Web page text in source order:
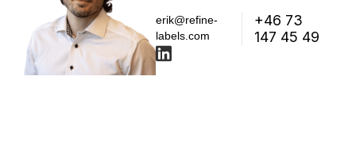
erik@refine-
labels.com
+46 73
147 45 49